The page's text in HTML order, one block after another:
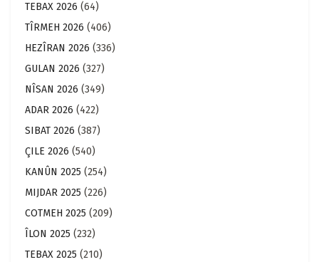
TEBAX 2026 (64)
TÎRMEH 2026 (406)
HEZÎRAN 2026 (336)
GULAN 2026 (327)
NÎSAN 2026 (349)
ADAR 2026 (422)
SIBAT 2026 (387)
ÇILE 2026 (540)
KANÛN 2025 (254)
MIJDAR 2025 (226)
COTMEH 2025 (209)
ÎLON 2025 (232)
TEBAX 2025 (210)